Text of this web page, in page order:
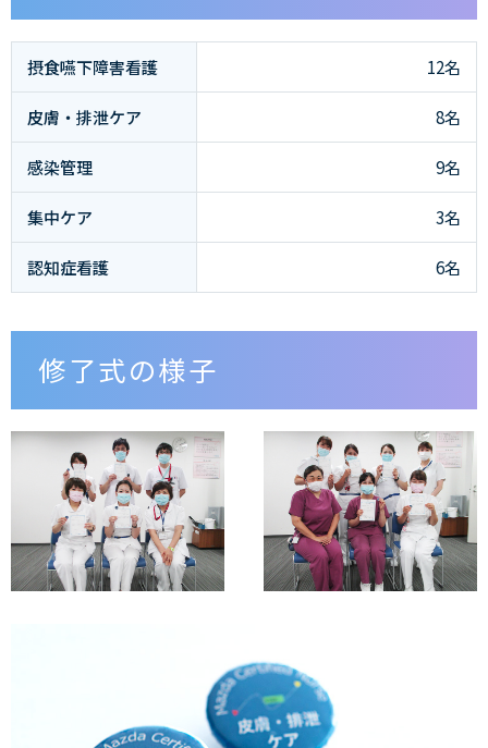
摂食嚥下障害看護 12名
皮膚・排泄ケア 8名
感染管理 9名
集中ケア 3名
認知症看護 6名
修了式の様子